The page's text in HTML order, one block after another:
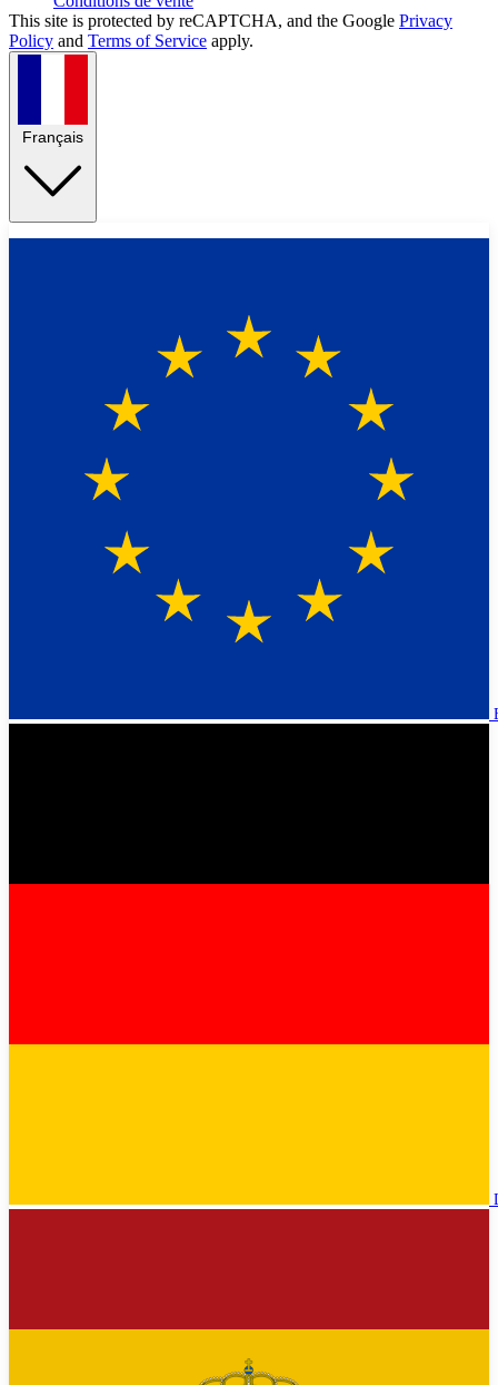
This site is protected by reCAPTCHA, and the Google Privacy
Policy and Terms of Service apply.
Français